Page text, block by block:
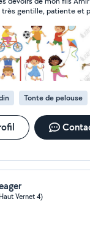
très gentille, patiente et
Merci encore Marion !
Tonte de pelouse
Vernet 4)